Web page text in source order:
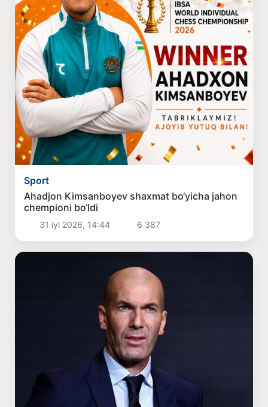
Sport
Ahadjon Kimsanboyev shaxmat bo‘yicha jahon
chempioni bo‘ldi
31 iyl 2026, 14:44 6 387